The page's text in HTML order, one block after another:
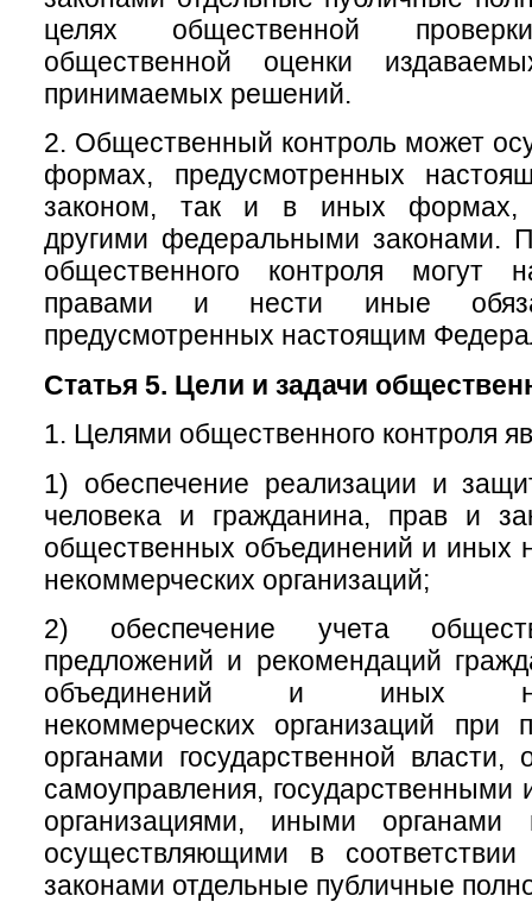
целях общественной
общественной оценки
принимаемых решений.
2. Общественный контроль может
формах, предусмотренных
законом, так и в иных формах,
другими федеральными законами.
общественного контроля могут
правами и нести иные
предусмотренных настоящим
Статья 5. Цели и задачи
1. Целями общественного контроля
1) обеспечение реализации и
человека и гражданина, прав и
общественных объединений и иных
некоммерческих организаций;
2) обеспечение учета
предложений и рекомендаций
объединений и иных
некоммерческих организаций при
органами государственной власти,
самоуправления,
организациями, иными органами
осуществляющими в
законами отдельные публичные